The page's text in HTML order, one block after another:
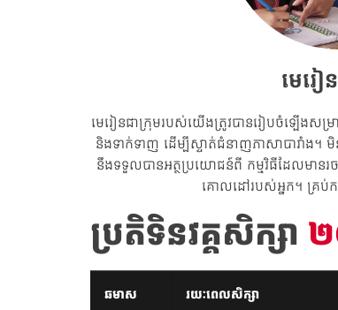
មេរៀ
មេរៀនជាក្រុមរបស់យើងត្រូវបានរៀបចំឡើងសម្
និងទាក់ទាញ ដើម្បីស្ទាត់ជំនាញភាសាបារាំង។
នឹងទទួលបានអត្ថប្រយោជន៍ពី កម្មវិធីដែលមានរ
គោលដៅរបស់អ្នក។ គ្រប់
ប្រតិទិនវគ្គសិក្សា
ឆមាស រយៈពេលសិក្សា